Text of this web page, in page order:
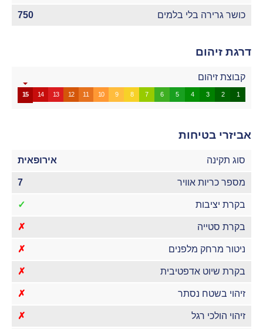
כושר גרירה בלי בלמים 750
דרגת זיהום
קבוצת זיהום
1
2
3
4
5
6
7
8
9
10
11
12
13
14
15
אביזרי בטיחות
סוג תקינה אירופאית
מספר כריות אוויר 7
בקרת יציבות ✓
בקרת סטייה ✗
ניטור מרחק מלפנים ✗
בקרת שיוט אדפטיבית ✗
זיהוי בשטח נסתר ✗
זיהוי הולכי רגל ✗